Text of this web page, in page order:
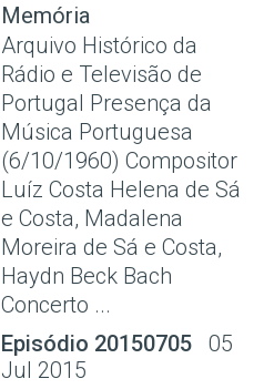
Memória
Arquivo Histórico da
Rádio e Televisão de
Portugal Presença da
Música Portuguesa
(6/10/1960) Compositor
Luíz Costa Helena de Sá
e Costa, Madalena
Moreira de Sá e Costa,
Haydn Beck Bach
Concerto ...
Episódio 20150705
05
Jul 2015